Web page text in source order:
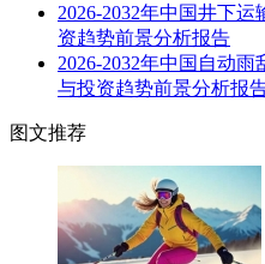
2026-2032年中国井下
资趋势前景分析报告
2026-2032年中国自动
与投资趋势前景分析报
图文推荐